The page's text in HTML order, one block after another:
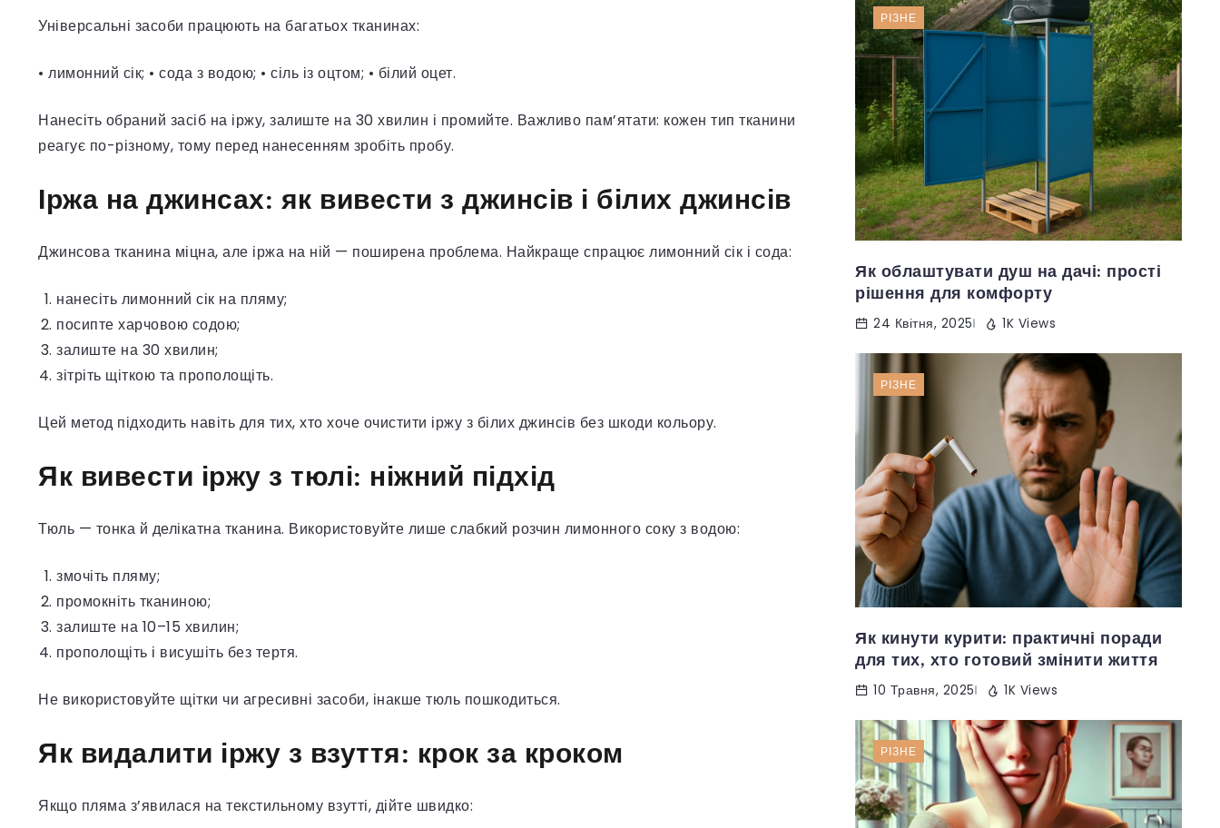
Універсальні засоби працюють на багатьох тканинах:
• лимонний сік; • сода з водою; • сіль із оцтом; • білий оцет.
Нанесіть обраний засіб на іржу, залиште на 30 хвилин і промийте. Важливо пам’ятати: кожен тип тканини
реагує по-різному, тому перед нанесенням зробіть пробу.
Іржа на джинсах: як вивести з джинсів і білих джинсів
Джинсова тканина міцна, але іржа на ній — поширена проблема. Найкраще спрацює лимонний сік і сода:
нанесіть лимонний сік на пляму;
посипте харчовою содою;
залиште на 30 хвилин;
зітріть щіткою та прополощіть.
Цей метод підходить навіть для тих, хто хоче очистити іржу з білих джинсів без шкоди кольору.
Як вивести іржу з тюлі: ніжний підхід
Тюль — тонка й делікатна тканина. Використовуйте лише слабкий розчин лимонного соку з водою:
змочіть пляму;
промокніть тканиною;
залиште на 10–15 хвилин;
прополощіть і висушіть без тертя.
Не використовуйте щітки чи агресивні засоби, інакше тюль пошкодиться.
Як видалити іржу з взуття: крок за кроком
Якщо пляма з’явилася на текстильному взутті, дійте швидко:
РІЗНЕ
Як облаштувати душ на дачі: прості
рішення для комфорту
24 Квітня, 2025 1K Views
РІЗНЕ
Як кинути курити: практичні поради
для тих, хто готовий змінити життя
10 Травня, 2025 1K Views
РІЗНЕ